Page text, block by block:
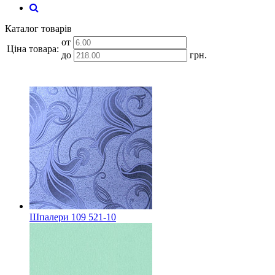
Каталог товарів
Ціна товара:
от
до
грн.
Шпалери 109 521-10